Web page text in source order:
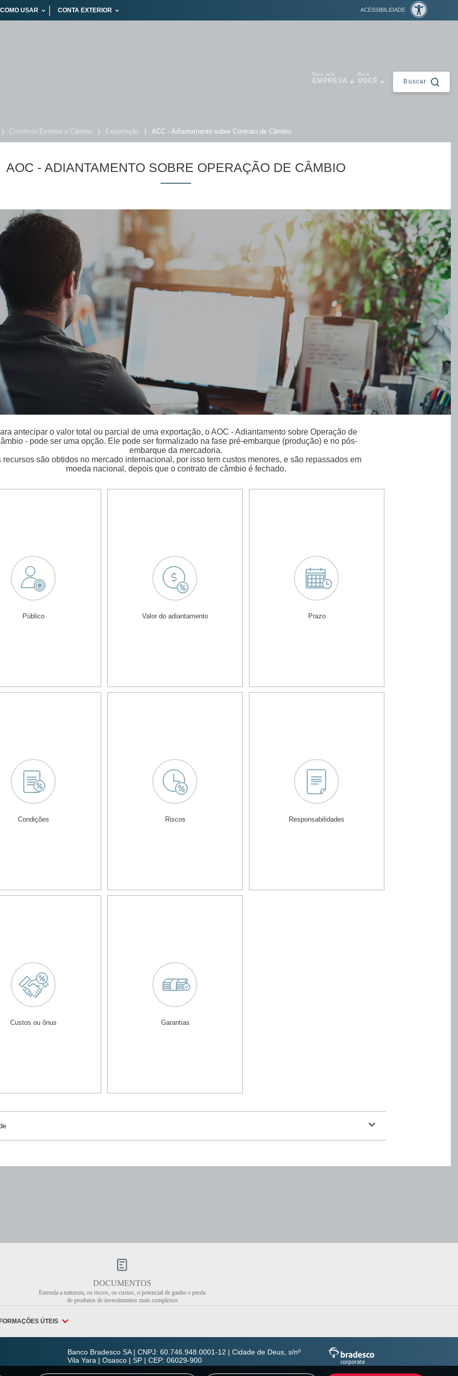
Para sua
EMPRESA
Para
VOCÊ Buscar
⟩ Comércio Exterior e Câmbio ⟩ Exportação ⟩ ACC - Adiantamento sobre Contrato de Câmbio
AOC - ADIANTAMENTO SOBRE OPERAÇÃO DE CÂMBIO
antecipar o valor total ou parcial de uma exportação, o AOC - Adiantamento sobre Operação de
- pode ser uma opção. Ele pode ser formalizado na fase pré-embarque (produção) e no pós-
embarque da mercadoria.
recursos são obtidos no mercado internacional, por isso tem custos menores, e são repassados em
moeda nacional, depois que o contrato de câmbio é fechado.
Público Valor do adiantamento Prazo
Condições Riscos Responsabilidades
Custos ou ônus Garantias
DOCUMENTOS
Entenda a natureza, os riscos, os custos, o potencial de ganho e perda
de produtos de investimentos mais complexos
ÚTEIS
Banco Bradesco SA | CNPJ: 60.746.948.0001-12 | Cidade de Deus, s/nº
Vila Yara | Osasco | SP | CEP: 06029-900
COMO USAR CONTA EXTERIOR ACESSIBILIDADE